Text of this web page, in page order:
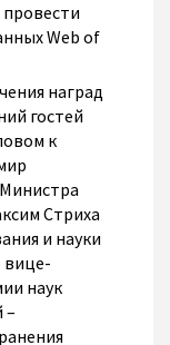
Web of
наград
гостей
к
Стриха
и науки
вице-
наук
–